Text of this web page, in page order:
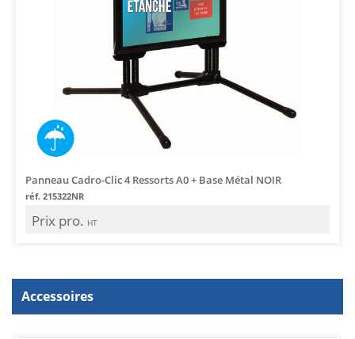
Panneau Cadro-Clic 4 Ressorts A0 + Base Métal NOIR
réf. 215322NR
Prix pro. HT
Accessoires